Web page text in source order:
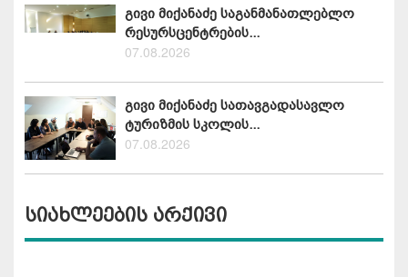
გივი მიქანაძე საგანმანათლებლო
რესურსცენტრების...
07.08.2026
გივი მიქანაძე სათავგადასავლო
ტურიზმის სკოლის...
07.08.2026
სიახლეების არქივი